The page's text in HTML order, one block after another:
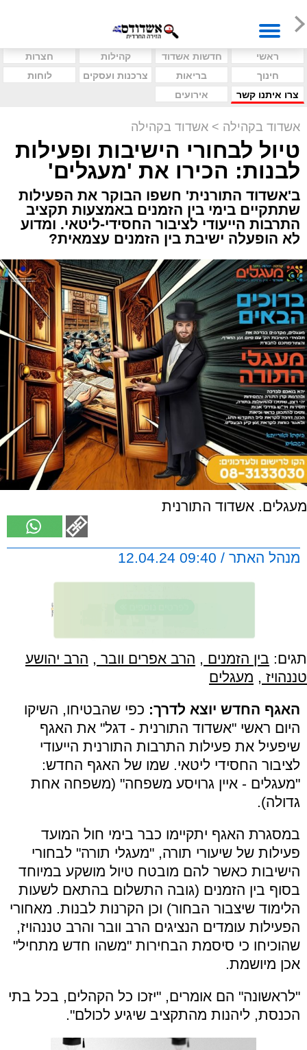
ראשי חדשות אשדוד קהילות
חצרות
חינוך
בריאות צרכנות ועסקים
לוחות
צרו איתנו קשר
אירועים
אשדוד בקהילה > אשדוד בקהילה
טיול לבחורי הישיבות ופעילות
לבנות: הכירו את 'מעגלים'
ב'אשדוד התורנית' חשפו הבוקר את הפעילות
שתתקיים בימי בין הזמנים באמצעות תקציב
התרבות הייעודי לציבור החסידי-ליטאי. ומדוע
לא הופעלה ישיבת בין הזמנים עצמאית?
מעגלים. אשדוד התורנית
מנהל האתר / 09:40 12.04.24
תגים: בין הזמנים , הרב אפרים וובר , הרב יהושע
טננהויז , מעגלים
האגף החדש יוצא לדרך: כפי שהבטיחו, השיקו
היום ראשי "אשדוד התורנית - דגל" את האגף
שיפעיל את פעילות התרבות התורנית הייעודי
לציבור החסידי ליטאי. שמו של האגף החדש:
"מעגלים - איין גרויסע משפחה" (משפחה אחת
גדולה).
במסגרת האגף יתקיימו כבר בימי חול המועד
פעילות של שיעורי תורה, "מעגלי תורה" לבחורי
הישיבות כאשר להם מובטח טיול מושקע במיוחד
בסוף בין הזמנים (גובה התשלום בהתאם לשעות
הלימוד שיצבור הבחור) וכן הקרנות לבנות. מאחורי
הפעילות עומדים הנציגים הרב וובר והרב טננהויז,
שהוכיחו כי סיסמת הבחירות "משהו חדש מתחיל"
אכן מיושמת.
"לראשונה" הם אומרים, "יזכו כל הקהלים, בכל בתי
הכנסת, ליהנות מהתקציב שיגיע לכולם".